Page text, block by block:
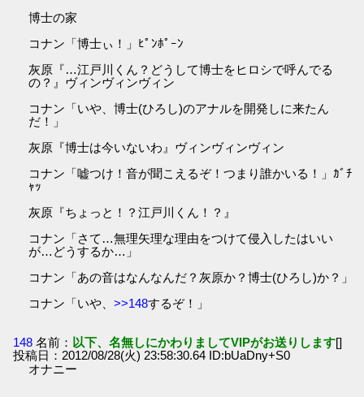
博士の家
コナン「博士ぃ！」ﾋﾟﾝﾎﾟｰﾝ
灰原『…江戸川くん？どうして博士をヒロシで呼んでる
の？』ヴィンヴィンヴィン
コナン「いや、博士(ひろし)のアナルを開発しに来たん
だ！」
灰原『博士は今いないわ』ヴィンヴィンヴィン
コナン「嘘つけ！音が聞こえるぞ！つまり誰かいる！」ｶﾞﾁ
ｬｯ
灰原『ちょっと！？江戸川くん！？』
コナン「さて…無理矢理な理由をつけて侵入したはいい
が…どうするか…」
コナン「あの音はなんなんだ？灰原か？博士(ひろし)か？」
コナン「いや、>>148するぞ！」
148 名前： 以下、名無しにかわりましてVIPがお送りします[]
投稿日：2012/08/28(火) 23:58:30.64 ID:bUaDny+S0
オナニー